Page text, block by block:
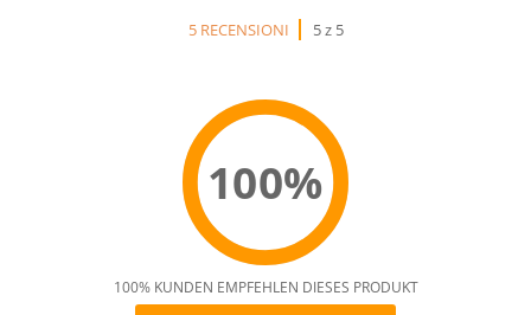
5 RECENSIONI
5 z 5
100%
100% KUNDEN EMPFEHLEN DIESES PRODUKT